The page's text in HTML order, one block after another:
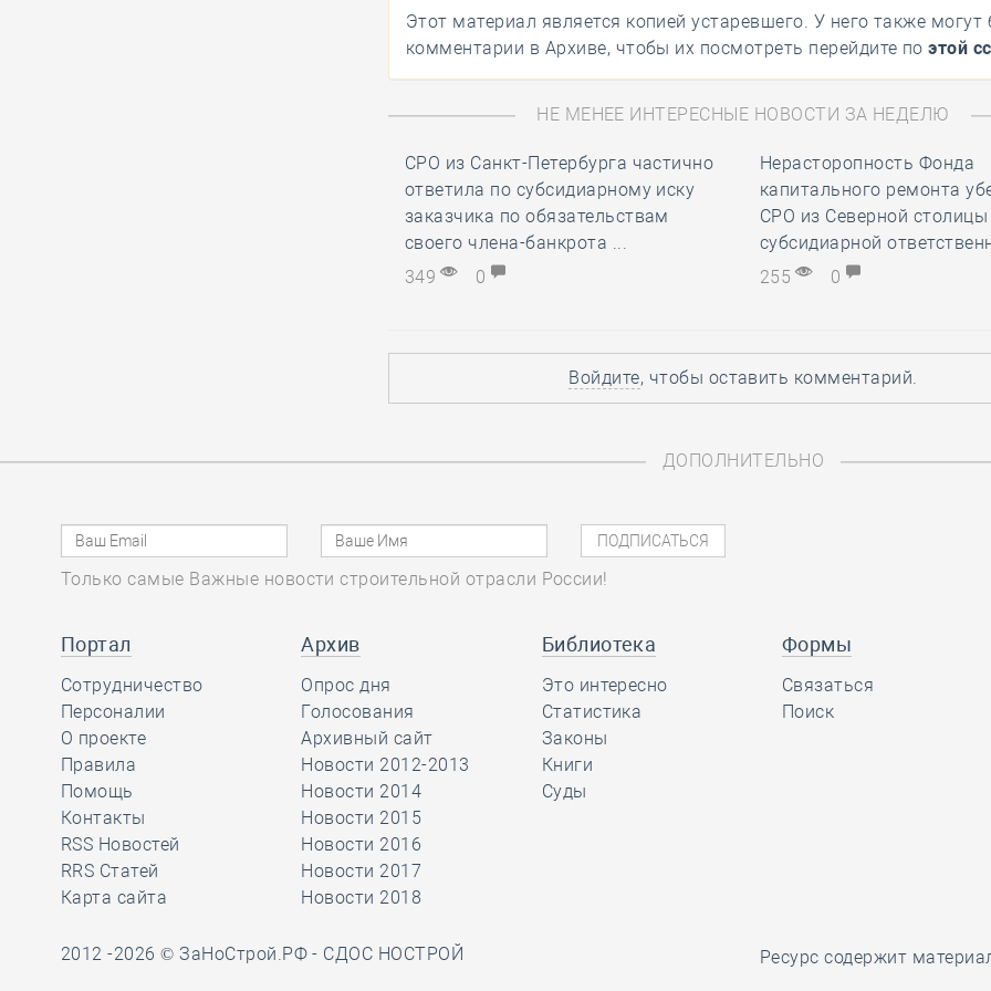
импортозамещению
стройматериалов на
«Строим будущее России»
06.08, 10:14 0
столицы частично
субсидиарному иску за вред,
причинённый подрядчиком в ходе
капремонта МКД
06.08, 08:48 0 155
Этот материал является копией устаревшего. У него также могут
комментарии в Архиве, чтобы их посмотреть перейдите поэтой
НЕ МЕНЕЕ ИНТЕРЕСНЫЕ НОВОСТИ ЗА НЕДЕЛЮ
СРО из Санкт-Петербурга частично
ответила по субсидиарному иску
заказчика по обязательствам
своего члена-банкрота ...
349
0
Нерасторопность Фонда
капитального ремонта
СРО из Северной столицы
субсидиарной
255
0
Войдите, чтобы оставить комментарий.
ДОПОЛНИТЕЛЬНО
Только самые Важные новости строительной отрасли России!
Портал
Сотрудничество
Персоналии
О проекте
Правила
Помощь
Контакты
RSS Новостей
RRS Статей
Карта сайта
Архив
Опрос дня
Голосования
Архивный сайт
Новости 2012-2013
Новости 2014
Новости 2015
Новости 2016
Новости 2017
Новости 2018
Библиотека
Это интересно
Статистика
Законы
Книги
Суды
Формы
Связаться
Поиск
2012 -2026 © ЗаНоСтрой.РФ - СДОС НОСТРОЙ Ресурс содержит